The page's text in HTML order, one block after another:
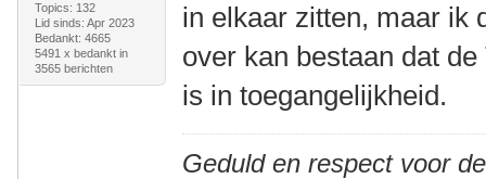
Topics: 132
Lid sinds: Apr 2023
Bedankt: 4665
5491 x bedankt in
3565 berichten
in elkaar zitten, maar ik
over kan bestaan dat
is in toegangelijkheid.
Geduld en respect voor